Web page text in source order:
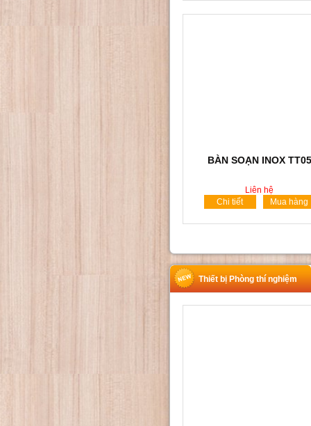
BÀN SOẠN INOX TT05
Liên hệ
Chi tiết
Mua hàng
Thiết bị Phòng thí nghiệm